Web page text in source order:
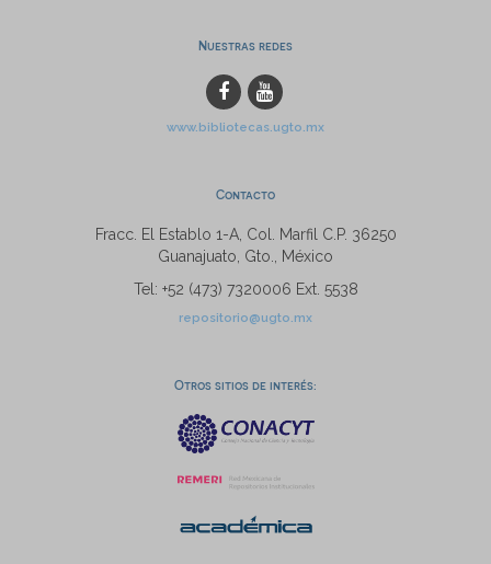
Nuestras redes
www.bibliotecas.ugto.mx
Contacto
Fracc. El Establo 1-A, Col. Marfil C.P. 36250
Guanajuato, Gto., México
Tel: +52 (473) 7320006 Ext. 5538
repositorio@ugto.mx
Otros sitios de interés: